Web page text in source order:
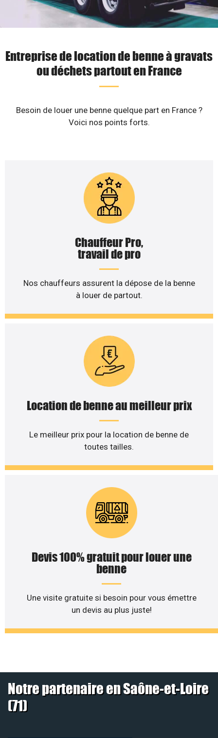
Entreprise de location de benne à gravats
ou déchets partout en France
Besoin de louer une benne quelque part en France ?
Voici nos points forts.
Chauffeur Pro,
travail de pro
Nos chauffeurs assurent la dépose de la benne
à louer de partout.
Location de benne au meilleur prix
Le meilleur prix pour la location de benne de
toutes tailles.
Devis 100% gratuit pour louer une
benne
Une visite gratuite si besoin pour vous émettre
un devis au plus juste!
Notre partenaire en Saône-et-Loire
(71)